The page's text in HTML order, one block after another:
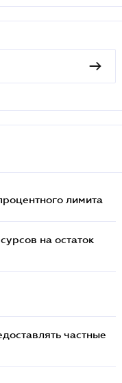
лимита
на остаток
частные